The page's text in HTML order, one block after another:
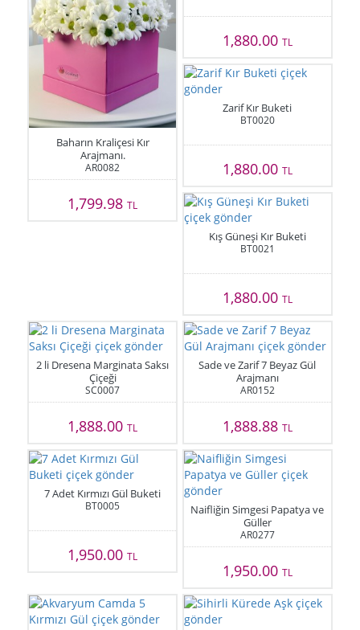
Baharın Kraliçesi Kır
Arajmanı.
AR0082
1,799.98TL
1,880.00 TL
Zarif Kır Buketi
BT0020
1,880.00 TL
Kış Güneşi Kır Buketi
BT0021
1,880.00 TL
2 li Dresena Marginata Saksı
Çiçeği
SC0007
1,888.00TL
Sade ve Zarif 7 Beyaz Gül
Arajmanı
AR0152
1,888.88 TL
7 Adet Kırmızı Gül Buketi
BT0005
1,950.00TL
Naifliğin Simgesi Papatya ve
Güller
AR0277
1,950.00 TL